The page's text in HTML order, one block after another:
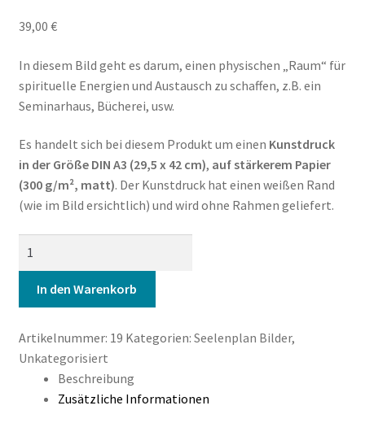
39,00 €
In diesem Bild geht es darum, einen physischen „Raum“ für
spirituelle Energien und Austausch zu schaffen, z.B. ein
Seminarhaus, Bücherei, usw.
Es handelt sich bei diesem Produkt um einen Kunstdruck
in der Größe DIN A3 (29,5 x 42 cm), auf stärkerem Papier
(300 g/m², matt). Der Kunstdruck hat einen weißen Rand
(wie im Bild ersichtlich) und wird ohne Rahmen geliefert.
Menschenliebe
in
Form
Menge
In den Warenkorb
Artikelnummer: 19 Kategorien: Seelenplan Bilder,
Unkategorisiert
Beschreibung
Zusätzliche Informationen